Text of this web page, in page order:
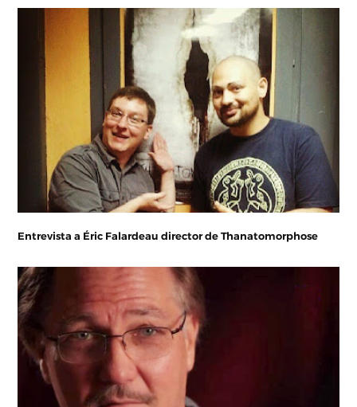
Entrevista a Éric Falardeau director de Thanatomorphose